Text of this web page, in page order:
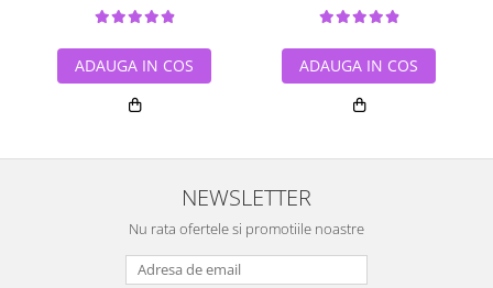
ADAUGA IN COS ADAUGA IN COS
NEWSLETTER
Nu rata ofertele si promotiile noastre